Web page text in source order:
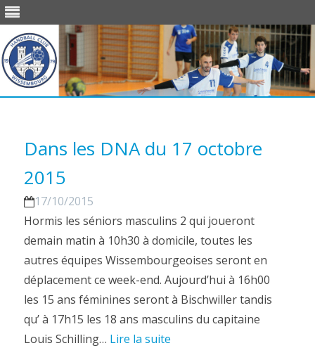
Dans les DNA du 17 octobre
2015
17/10/2015
Hormis les séniors masculins 2 qui joueront
demain matin à 10h30 à domicile, toutes les
autres équipes Wissembourgeoises seront en
déplacement ce week-end. Aujourd’hui à 16h00
les 15 ans féminines seront à Bischwiller tandis
qu’ à 17h15 les 18 ans masculins du capitaine
Louis Schilling… Lire la suite